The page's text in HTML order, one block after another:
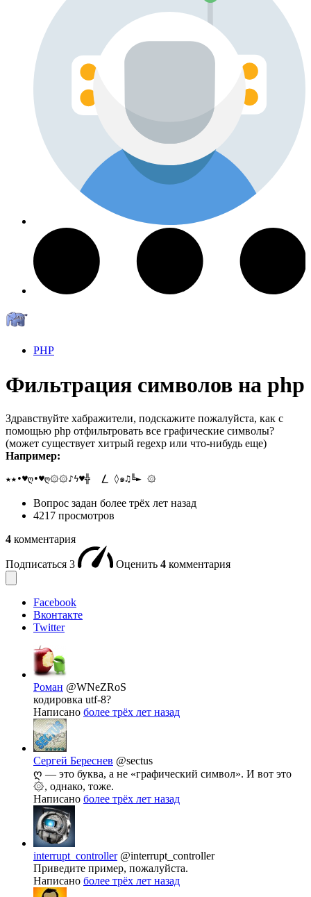
PHP
Фильтрация символов на php
Здравствуйте хабражители, подскажите пожалуйста, как с
помощью php отфильтровать все графические символы?
(может существует хитрый regexp или что-нибудь еще)
Например:
★★•♥ღ•♥ღ۞۞♪ϟ♥╬  ⎳ ◊๑♫╚► ۞
Вопрос задан более трёх лет назад
4217 просмотров
4 комментария
Подписаться 3 Оценить 4 комментария
Facebook
Вконтакте
Twitter
Роман @WNeZRoS
кодировка utf-8?
Написано более трёх лет назад
Сергей Береснев @sectus
ღ — это буква, а не «графический символ». И вот это
۞, однако, тоже.
Написано более трёх лет назад
interrupt_controller @interrupt_controller
Приведите пример, пожалуйста.
Написано более трёх лет назад